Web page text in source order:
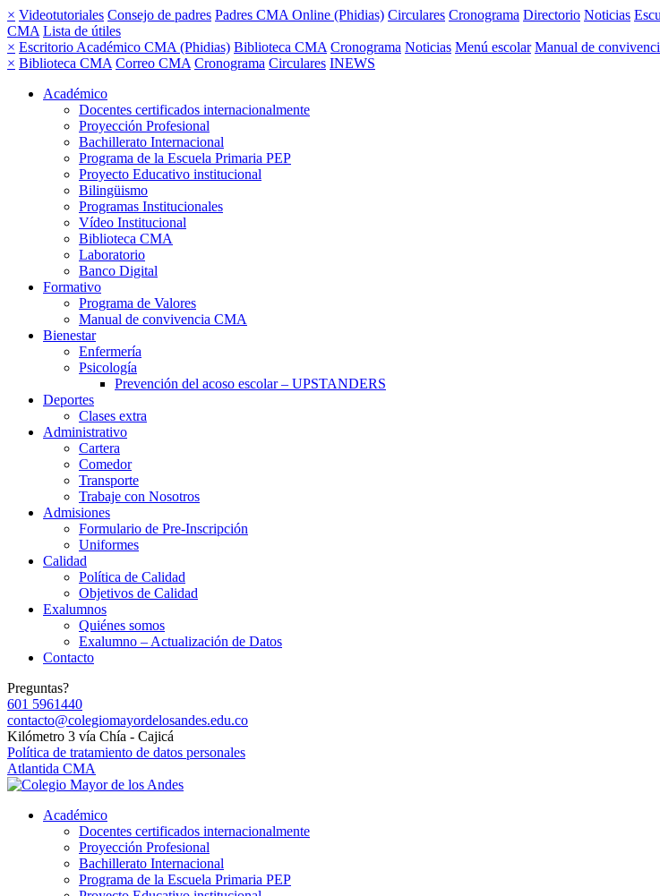
× Videotutoriales Consejo de padres Padres CMA Online (Phidias) Circulares Cronograma Directorio Noticias
CMA Lista de útiles
× Escritorio Académico CMA (Phidias) Biblioteca CMA Cronograma Noticias Menú escolar Manual de
× Biblioteca CMA Correo CMA Cronograma Circulares INEWS
Académico
Docentes certificados internacionalmente
Proyección Profesional
Bachillerato Internacional
Programa de la Escuela Primaria PEP
Proyecto Educativo institucional
Bilingüismo
Programas Institucionales
Vídeo Institucional
Biblioteca CMA
Laboratorio
Banco Digital
Formativo
Programa de Valores
Manual de convivencia CMA
Bienestar
Enfermería
Psicología
Prevención del acoso escolar – UPSTANDERS
Deportes
Clases extra
Administrativo
Cartera
Comedor
Transporte
Trabaje con Nosotros
Admisiones
Formulario de Pre-Inscripción
Uniformes
Calidad
Política de Calidad
Objetivos de Calidad
Exalumnos
Quiénes somos
Exalumno – Actualización de Datos
Contacto
Preguntas?
601 5961440
contacto@colegiomayordelosandes.edu.co
Kilómetro 3 vía Chía - Cajicá
Política de tratamiento de datos personales
Atlantida CMA
Académico
Docentes certificados internacionalmente
Proyección Profesional
Bachillerato Internacional
Programa de la Escuela Primaria PEP